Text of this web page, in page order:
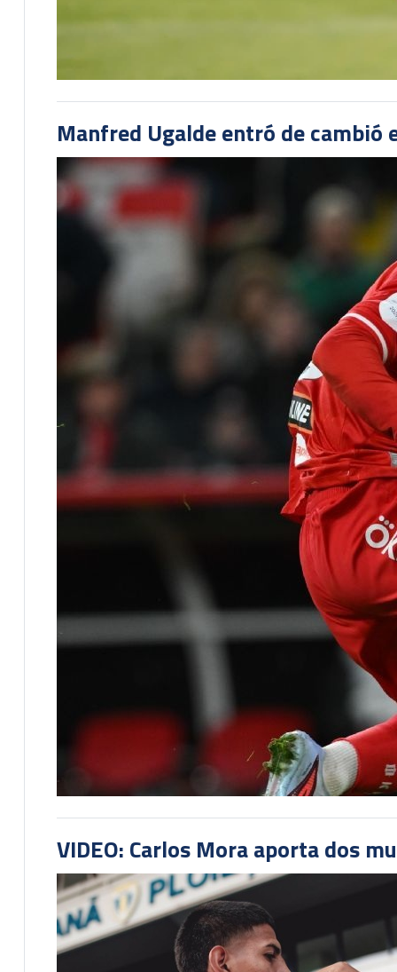
Manfred Ugalde entró de cambió
VIDEO: Carlos Mora aporta dos